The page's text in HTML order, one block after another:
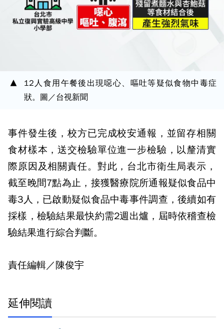
12人食用午餐後出現噁心、嘔吐等疑似食物中毒症
狀。圖／台視新聞
事件發生後，校方已完成校安通報，並留存相關
食材樣本，送交檢驗單位進一步檢驗，以釐清實
際原因及相關責任。對此，台北市衛生局表示，
截至晚間7點為止，接獲醫療院所通報疑似食品中
毒3人，已啟動疑似食品中毒事件調查，後續如有
採樣，檢驗結果最快約需2週出爐，屆時依稽查檢
驗結果進行綜合判斷。
責任編輯／陳俊宇
延伸閱讀